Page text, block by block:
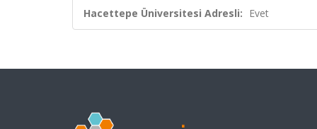
Hacettepe Üniversitesi Adresli: Evet